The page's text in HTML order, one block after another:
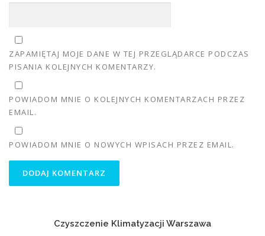
ZAPAMIĘTAJ MOJE DANE W TEJ PRZEGLĄDARCE PODCZAS
PISANIA KOLEJNYCH KOMENTARZY.
POWIADOM MNIE O KOLEJNYCH KOMENTARZACH PRZEZ
EMAIL.
POWIADOM MNIE O NOWYCH WPISACH PRZEZ EMAIL.
Czyszczenie Klimatyzacji Warszawa